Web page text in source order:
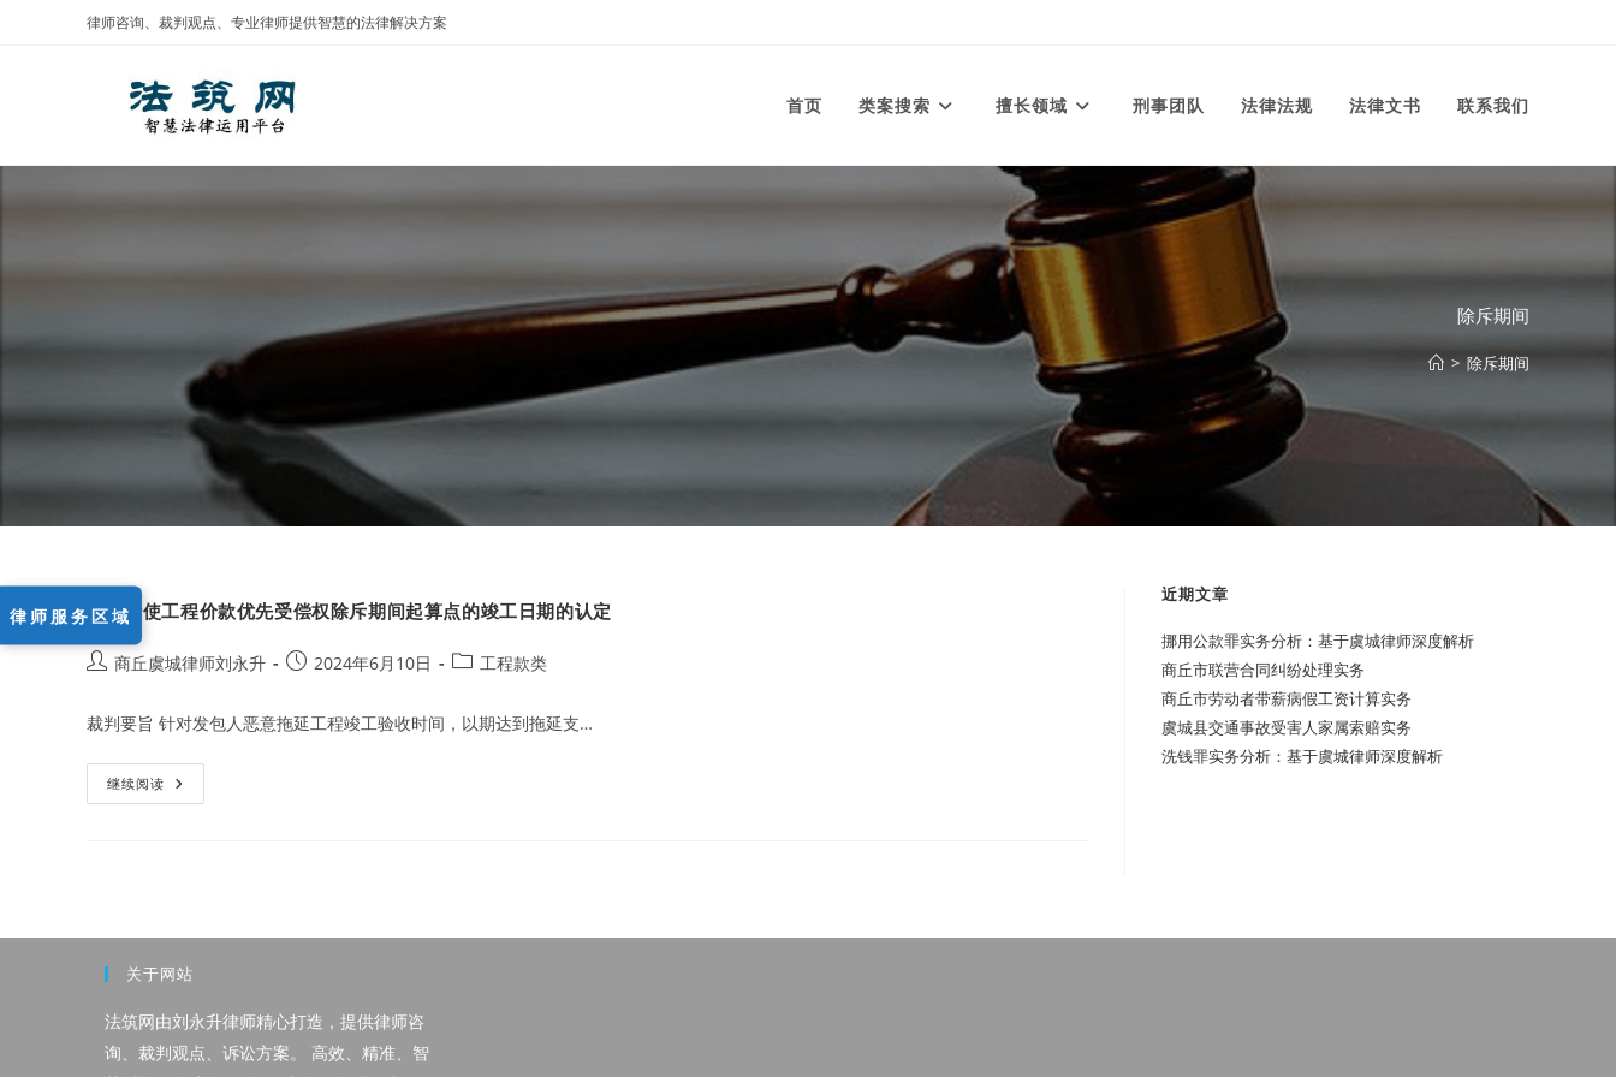
律师咨询、裁判观点、专业律师提供智慧的法律解决方案
首页 类案搜索 擅长领域 刑事团队 法律法规 法律文书 联系我们
除斥期间
> 除斥期间
作为行使工程价款优先受偿权除斥期间起算点的竣工日期的认定
Post商丘虞城律师刘永升
Post2024年6月10日
Post工程款类
裁判要旨 针对发包人恶意拖延工程竣工验收时间，以期达到拖延支…
继续阅读 作
为
先
偿
权
斥
期
间
起
近期文章
挪用公款罪实务分析：基于虞城律师深度解析
商丘市联营合同纠纷处理实务
商丘市劳动者带薪病假工资计算实务
虞城县交通事故受害人家属索赔实务
洗钱罪实务分析：基于虞城律师深度解析
关于网站
法筑网由刘永升律师精心打造，提供律师咨
询、裁判观点、诉讼方案。 高效、精准、智
律师服务区域